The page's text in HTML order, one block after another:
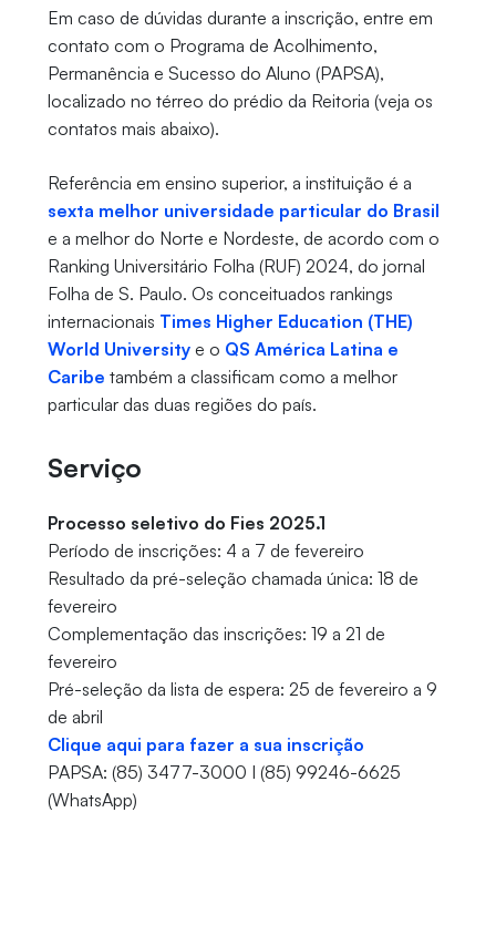
Em caso de dúvidas durante a inscrição, entre em
contato com o Programa de Acolhimento,
Permanência e Sucesso do Aluno (PAPSA),
localizado no térreo do prédio da Reitoria (veja os
contatos mais abaixo).
Referência em ensino superior, a instituição é a
sexta melhor universidade particular do Brasil
e a melhor do Norte e Nordeste, de acordo com o
Ranking Universitário Folha (RUF) 2024, do jornal
Folha de S. Paulo. Os conceituados rankings
internacionais Times Higher Education (THE)
World Universitye o QS América Latina e
Caribe também a classificam como a melhor
particular das duas regiões do país.
Serviço
Processo seletivo do Fies 2025.1
Período de inscrições: 4 a 7 de fevereiro
Resultado da pré-seleção chamada única: 18 de
fevereiro
Complementação das inscrições: 19 a 21 de
fevereiro
Pré-seleção da lista de espera: 25 de fevereiro a 9
de abril
Clique aqui para fazer a sua inscrição
PAPSA: (85) 3477-3000 I (85) 99246-6625
(WhatsApp)